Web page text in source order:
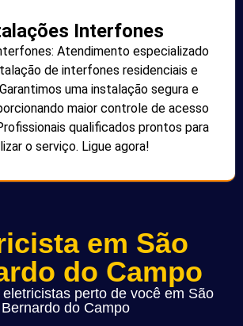
Interfones
Atendimento especializado
de interfones residenciais e
uma instalação segura e
maior controle de acesso
qualificados prontos para
o serviço. Ligue agora!
em São
do Campo
perto de você em São
Bernardo do Campo